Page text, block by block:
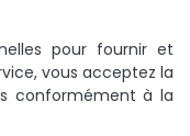
pour fournir et
vous acceptez la
conformément à la